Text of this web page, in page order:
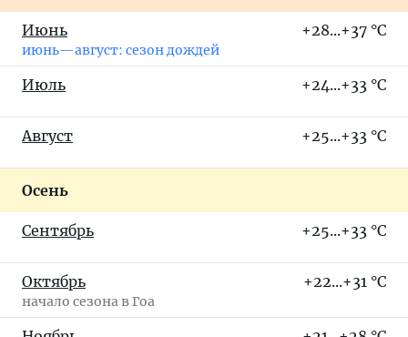
Июнь
июнь—август: сезон дождей
+28...+37 °C
Июль +24...+33 °C
Август +25...+33 °C
Осень
Сентябрь +25...+33 °C
Октябрь
начало сезона в Гоа
+22...+31 °C